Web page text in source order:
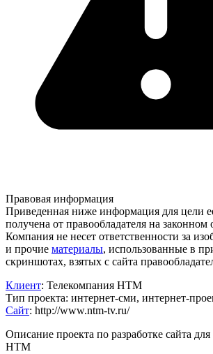
Правовая информация
Приведенная ниже информация для цели
получена от правообладателя на законном
Компания не несет ответственности за
и прочие материалы, использованные в
скриншотах, взятых с сайта
Клиент: Телекомпания НТМ
Тип проекта: интернет-сми, интернет-
Сайт: http://www.ntm-tv.ru/
Описание проекта по разработке сайта
НТМ